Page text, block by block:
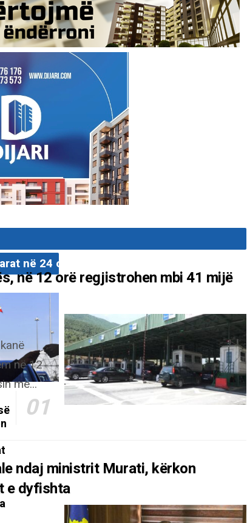
në 12 orë regjistrohen mbi 41 mijë
në 12
më...
ndaj ministrit Murati, kërkon
e dyfishta
në 24 orët e fundit